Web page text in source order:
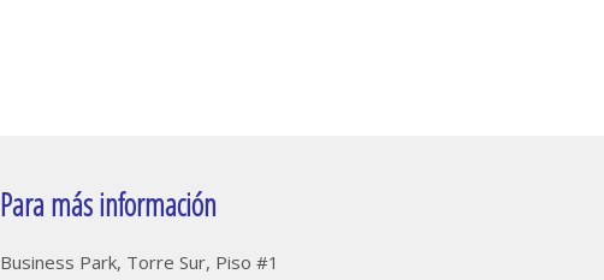
Para más información
Business Park, Torre Sur, Piso #1